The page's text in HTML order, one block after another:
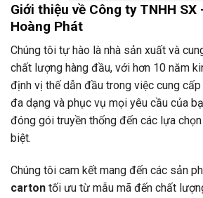
Giới thiệu về Công ty TNHH SX
Hoàng Phát
Chúng tôi tự hào là nhà sản xuất và
chất lượng hàng đầu, với hơn 10 năm
định vị thế dẫn đầu trong việc cung
đa dạng và phục vụ mọi yêu cầu của
đóng gói truyền thống đến các lựa
biệt.
Chúng tôi cam kết mang đến các sản
carton tối ưu từ mẫu mã đến chất